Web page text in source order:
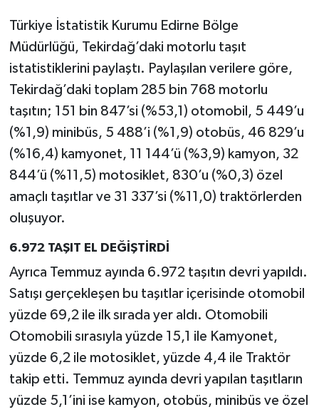
Türkiye İstatistik Kurumu Edirne Bölge
Müdürlüğü, Tekirdağ’daki motorlu taşıt
istatistiklerini paylaştı. Paylaşılan verilere göre,
Tekirdağ’daki toplam 285 bin 768 motorlu
taşıtın; 151 bin 847’si (%53,1) otomobil, 5 449’u
(%1,9) minibüs, 5 488’i (%1,9) otobüs, 46 829’u
(%16,4) kamyonet, 11 144’ü (%3,9) kamyon, 32
844’ü (%11,5) motosiklet, 830’u (%0,3) özel
amaçlı taşıtlar ve 31 337’si (%11,0) traktörlerden
oluşuyor.
6.972 TAŞIT EL DEĞİŞTİRDİ
Ayrıca Temmuz ayında 6.972 taşıtın devri yapıldı.
Satışı gerçekleşen bu taşıtlar içerisinde otomobil
yüzde 69,2 ile ilk sırada yer aldı. Otomobili
Otomobili sırasıyla yüzde 15,1 ile Kamyonet,
yüzde 6,2 ile motosiklet, yüzde 4,4 ile Traktör
takip etti. Temmuz ayında devri yapılan taşıtların
yüzde 5,1’ini ise kamyon, otobüs, minibüs ve özel